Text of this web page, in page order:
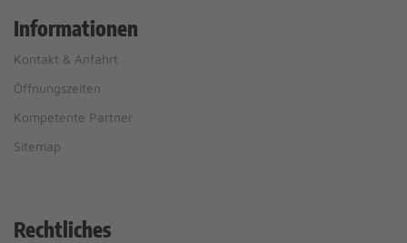
Informationen
Kontakt & Anfahrt
Öffnungszeiten
Kompetente Partner
Sitemap
Rechtliches